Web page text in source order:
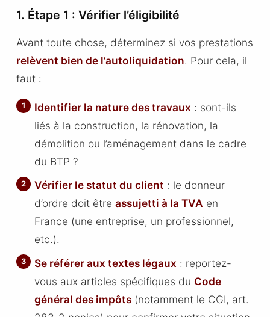
1. Étape 1 : Vérifier l’éligibilité
Avant toute chose, déterminez si vos prestations
relèvent bien de l’autoliquidation. Pour cela, il
faut :
Identifier la nature des travaux : sont-ils
liés à la construction, la rénovation, la
démolition ou l’aménagement dans le cadre
du BTP ?
Vérifier le statut du client : le donneur
d’ordre doit êtreassujetti à la TVA en
France (une entreprise, un professionnel,
etc.).
Se référer aux textes légaux : reportez-
vous aux articles spécifiques du Code
général des impôts (notamment le CGI, art.